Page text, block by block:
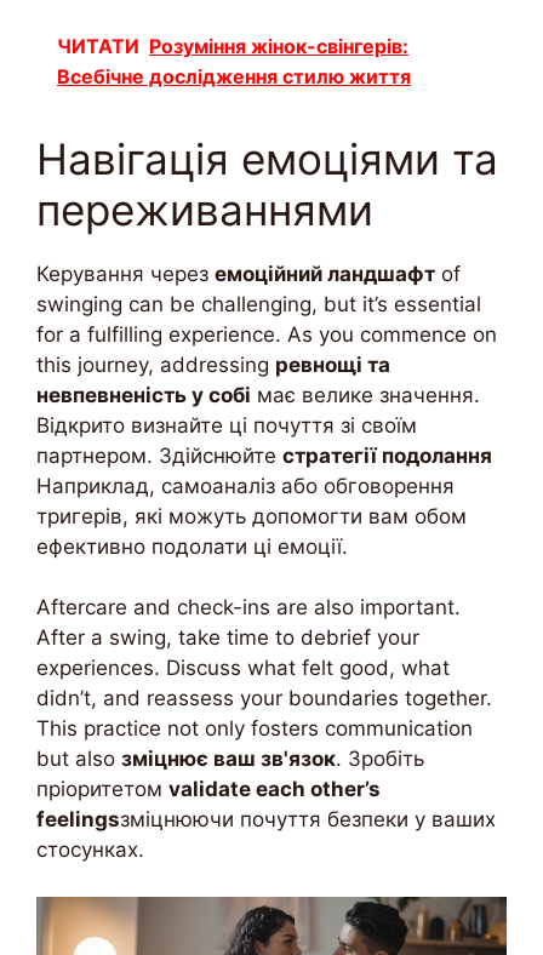
ЧИТАТИ Розуміння жінок-свінгерів:
Всебічне дослідження стилю життя
Навігація емоціями та
переживаннями
Керування через емоційний ландшафт of
swinging can be challenging, but it’s essential
for a fulfilling experience. As you commence on
this journey, addressing ревнощі та
невпевненість у собі має велике значення.
Відкрито визнайте ці почуття зі своїм
партнером. Здійснюйте стратегії подолання
Наприклад, самоаналіз або обговорення
тригерів, які можуть допомогти вам обом
ефективно подолати ці емоції.
Aftercare and check-ins are also important.
After a swing, take time to debrief your
experiences. Discuss what felt good, what
didn’t, and reassess your boundaries together.
This practice not only fosters communication
but also зміцнює ваш зв'язок. Зробіть
пріоритетом validate each other’s
feelingsзміцнюючи почуття безпеки у ваших
стосунках.